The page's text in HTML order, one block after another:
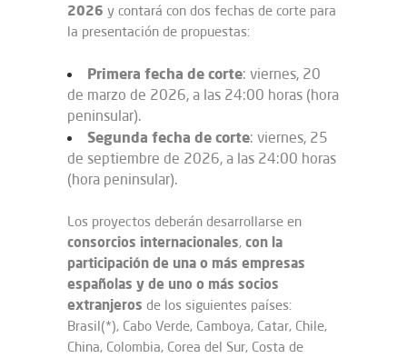
2026 y contará con dos fechas de corte para
la presentación de propuestas:
Primera fecha de corte: viernes, 20
de marzo de 2026, a las 24:00 horas (hora
peninsular).
Segunda fecha de corte: viernes, 25
de septiembre de 2026, a las 24:00 horas
(hora peninsular).
Los proyectos deberán desarrollarse en
consorcios internacionales, con la
participación de una o más empresas
españolas y de uno o más socios
extranjeros de los siguientes países:
Brasil(*), Cabo Verde, Camboya, Catar, Chile,
China, Colombia, Corea del Sur, Costa de